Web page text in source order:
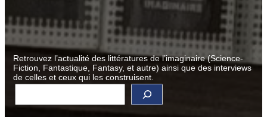
Retrouvez l’actualité des littératures de l’imaginaire (Science-
Fiction, Fantastique, Fantasy, et autre) ainsi que des interviews
de celles et ceux qui les construisent.
R
c